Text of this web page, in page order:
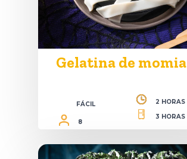
Gelatina de momia
FÁCIL
8
2 HORAS
3 HORAS